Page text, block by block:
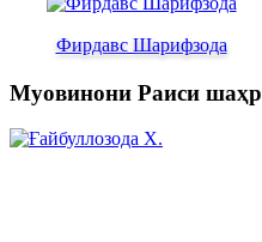
Фирдавс Шарифзода
Муовинони Раиси шаҳр